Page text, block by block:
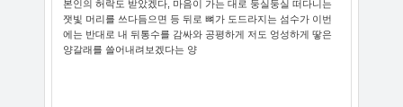
본인의 허락도 받았겠다, 마음이 가는 대로 둥실둥실 떠다니는
잿빛 머리를 쓰다듬으면 등 뒤로 뼈가 도드라지는 섬수가 이번
에는 반대로 내 뒤통수를 감싸와 공평하게 저도 엉성하게 땋은
양갈래를 쓸어내려보겠다는 양